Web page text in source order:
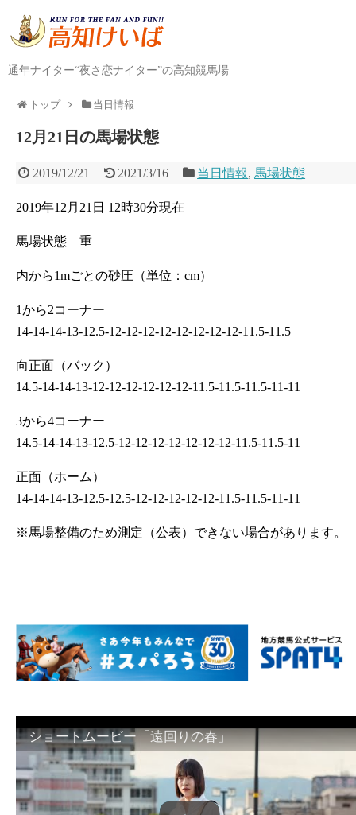
通年ナイター“夜さ恋ナイター”の高知競馬場
トップ 当日情報
12月21日の馬場状態
2019/12/21 2021/3/16 当日情報, 馬場状態
2019年12月21日 12時30分現在
馬場状態 重
内から1mごとの砂圧（単位：cm）
1から2コーナー
14-14-14-13-12.5-12-12-12-12-12-12-12-12-11.5-11.5
向正面（バック）
14.5-14-14-13-12-12-12-12-12-12-11.5-11.5-11.5-11-11
3から4コーナー
14.5-14-14-13-12.5-12-12-12-12-12-12-12-11.5-11.5-11
正面（ホーム）
14-14-14-13-12.5-12.5-12-12-12-12-12-11.5-11.5-11-11
※馬場整備のため測定（公表）できない場合があります。
ショートムービー「遠回りの春」